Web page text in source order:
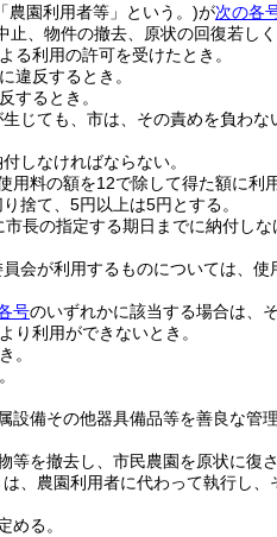
農園利用者等」という。)が次の各
、物件の撤去、原状の回復若し
る利用の許可を受けたとき。
違反するとき。
するとき。
じても、市は、その責めを負わな
しなければならない。
用料の額を12で除して得た額に利
捨て、5円以上は5円とする。
長の指定する期日までに納付しな
会が利用するものについては、使
号のいずれかに該当する場合は、
り利用ができないとき。
。
備その他器具備品等を善良な管
を撤去し、市民農園を原状に復
、農園利用者に代わって執行し、
める。